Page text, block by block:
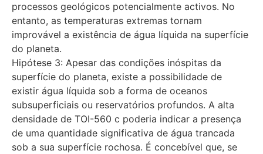
processos geológicos potencialmente activos. No
entanto, as temperaturas extremas tornam
improvável a existência de água líquida na superfície
do planeta.
Hipótese 3: Apesar das condições inóspitas da
superfície do planeta, existe a possibilidade de
existir água líquida sob a forma de oceanos
subsuperficiais ou reservatórios profundos. A alta
densidade de TOI-560 c poderia indicar a presença
de uma quantidade significativa de água trancada
sob a sua superfície rochosa. É concebível que, se